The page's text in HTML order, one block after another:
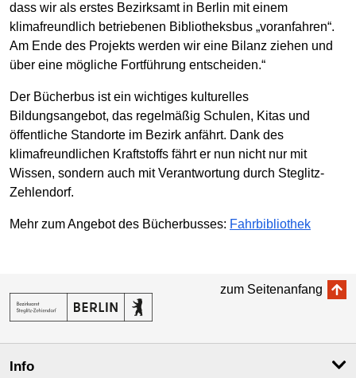
dass wir als erstes Bezirksamt in Berlin mit einem
klimafreundlich betriebenen Bibliotheksbus „voranfahren“.
Am Ende des Projekts werden wir eine Bilanz ziehen und
über eine mögliche Fortführung entscheiden.“
Der Bücherbus ist ein wichtiges kulturelles
Bildungsangebot, das regelmäßig Schulen, Kitas und
öffentliche Standorte im Bezirk anfährt. Dank des
klimafreundlichen Kraftstoffs fährt er nun nicht nur mit
Wissen, sondern auch mit Verantwortung durch Steglitz-
Zehlendorf.
Mehr zum Angebot des Bücherbusses: Fahrbibliothek
zum Seitenanfang
Info